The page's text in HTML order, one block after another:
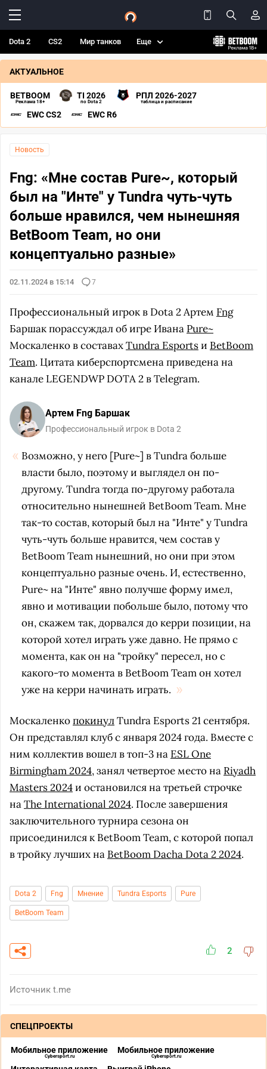
Dota 2 CS2 Мир танков Еще
АКТУАЛЬНОЕ
BETBOOM
Реклама 18+
TI 2026
по Dota 2
РПЛ 2026-2027
таблица и расписание
EWC CS2 EWC R6
Новость
Fng: «Мне состав Pure~, который
был на "Инте" у Tundra чуть-чуть
больше нравился, чем нынешняя
BetBoom Team, но они
концептуально разные»
02.11.2024 в 15:14 7
Профессиональный игрок в Dota 2 Артем Fng
Баршак порассуждал об игре Ивана Pure~
Москаленко в составахTundra Esportsи BetBoom
Team. Цитата киберспортсмена приведена на
канале LEGENDWP DOTA 2 в Telegram.
Артем Fng Баршак
Профессиональный игрок в Dota 2
Возможно, у него [Pure~] в Tundra больше
власти было, поэтому и выглядел он по-
другому. Tundra тогда по-другому работала
относительно нынешней BetBoom Team. Мне
так-то состав, который был на "Инте" у Tundra
чуть-чуть больше нравится, чем состав у
BetBoom Team нынешний, но они при этом
концептуально разные очень. И, естественно,
Pure~ на "Инте" явно получше форму имел,
явно и мотивации побольше было, потому что
он, скажем так, дорвался до керри позиции, на
которой хотел играть уже давно. Не прямо с
момента, как он на "тройку" пересел, но с
какого-то момента в BetBoom Team он хотел
уже на керри начинать играть.
МоскаленкопокинулTundra Esports 21 сентября.
Он представлял клуб с января 2024 года. Вместе с
ним коллектив вошел в топ-3 на ESL One
Birmingham 2024, занял четвертое место на Riyadh
Masters 2024и остановился на третьей строчке
наThe International 2024. После завершения
заключительного турнира сезона он
присоединился к BetBoom Team, с которой попал
в тройку лучших на BetBoom Dacha Dota 2 2024.
Dota 2 Fng Мнение Tundra Esports Pure
BetBoom Team
2
Источник t.me
СПЕЦПРОЕКТЫ
Мобильное приложение
Cybersport.ru
Мобильное приложение
Cybersport.ru